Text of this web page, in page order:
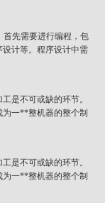
首先需要进行编程，包
计等。程序设计中需
是不可或缺的环节。
一**整机器的整个制
是不可或缺的环节。
一**整机器的整个制